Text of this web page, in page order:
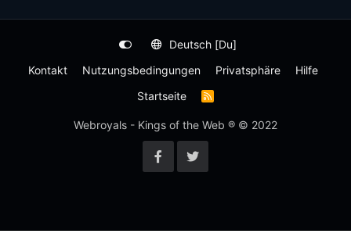
Deutsch [Du]
Kontakt
Nutzungsbedingungen Privatsphäre
Hilfe
Startseite
R
S
Webroyals - Kings of the Web ® © 2022